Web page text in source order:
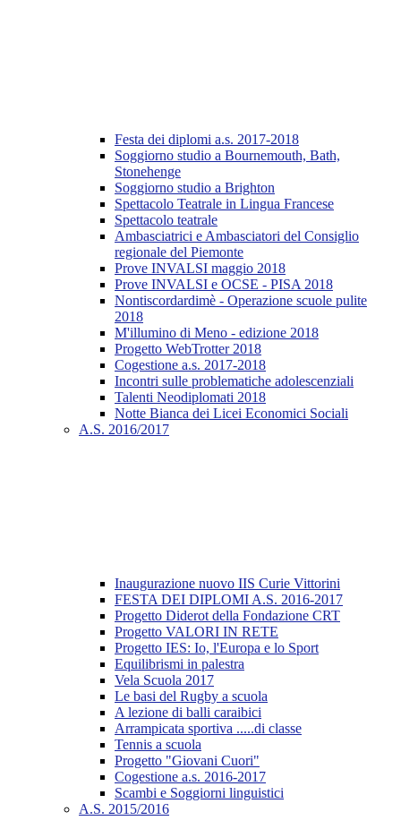
Festa dei diplomi a.s. 2017-2018
Soggiorno studio a Bournemouth, Bath,
Stonehenge
Soggiorno studio a Brighton
Spettacolo Teatrale in Lingua Francese
Spettacolo teatrale
Ambasciatrici e Ambasciatori del Consiglio
regionale del Piemonte
Prove INVALSI maggio 2018
Prove INVALSI e OCSE - PISA 2018
Nontiscordardimè - Operazione scuole pulite
2018
M'illumino di Meno - edizione 2018
Progetto WebTrotter 2018
Cogestione a.s. 2017-2018
Incontri sulle problematiche adolescenziali
Talenti Neodiplomati 2018
Notte Bianca dei Licei Economici Sociali
A.S. 2016/2017
Inaugurazione nuovo IIS Curie Vittorini
FESTA DEI DIPLOMI A.S. 2016-2017
Progetto Diderot della Fondazione CRT
Progetto VALORI IN RETE
Progetto IES: Io, l'Europa e lo Sport
Equilibrismi in palestra
Vela Scuola 2017
Le basi del Rugby a scuola
A lezione di balli caraibici
Arrampicata sportiva .....di classe
Tennis a scuola
Progetto "Giovani Cuori"
Cogestione a.s. 2016-2017
Scambi e Soggiorni linguistici
A.S. 2015/2016